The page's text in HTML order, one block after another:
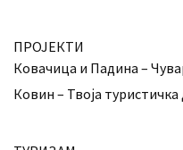
ПРОЈЕКТИ
Ковачица и Падина –
Ковин – Твоја туристичка